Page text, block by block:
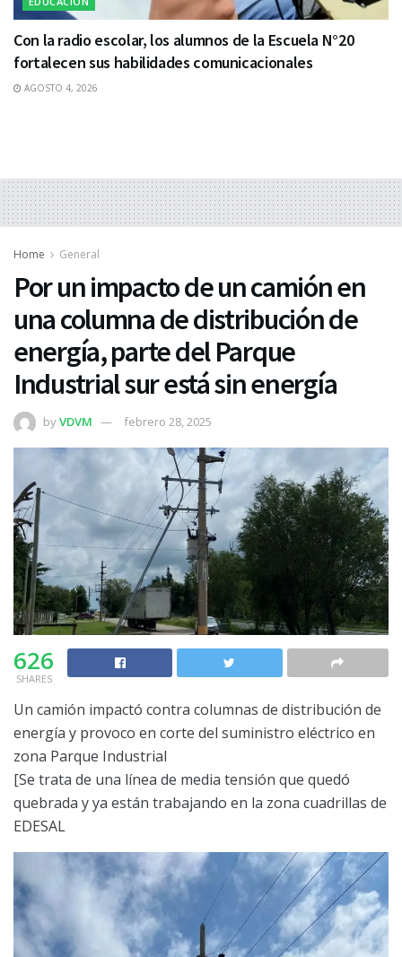
Con la radio escolar, los alumnos de la Escuela N°20
fortalecen sus habilidades comunicacionales
AGOSTO 4, 2026
Home General
Por un impacto de un camión en
una columna de distribución de
energía, parte del Parque
Industrial sur está sin energía
byVDVM febrero 28, 2025
626
SHARES
Un camión impactó contra columnas de distribución de
energía y provoco en corte del suministro eléctrico en
zona Parque Industrial
[Se trata de una línea de media tensión que quedó
quebrada y ya están trabajando en la zona cuadrillas de
EDESAL